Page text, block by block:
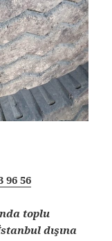
96 56
toplu
dışına